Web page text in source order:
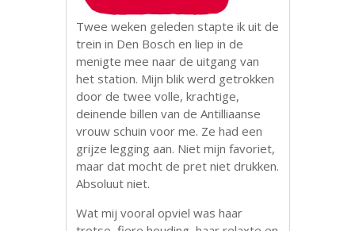
Twee weken geleden stapte ik uit de
trein in Den Bosch en liep in de
menigte mee naar de uitgang van
het station. Mijn blik werd getrokken
door de twee volle, krachtige,
deinende billen van de Antilliaanse
vrouw schuin voor me. Ze had een
grijze legging aan. Niet mijn favoriet,
maar dat mocht de pret niet drukken.
Absoluut niet.
Wat mij vooral opviel was haar